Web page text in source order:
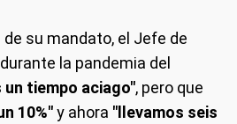
su mandato, el Jefe de
la pandemia del
un tiempo aciago", pero que
10%"y ahora "llevamos seis